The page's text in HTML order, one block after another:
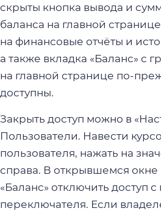
скрыты кнопка вывода и
баланса на главной
на финансовые отчёты и
а также вкладка «Баланс» с
на главной странице по-
доступны.
Закрыть доступ можно в
Пользователи. Навести
пользователя, нажать на
справа. В открывшемся окне
«Баланс» отключить доступ
переключателя. Если